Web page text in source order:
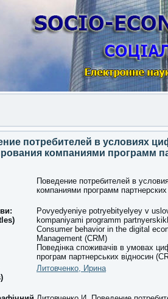
потребителей в условиях
компаниями программ
Поведение потребителей в
компаниями программ
Povyedyeniye potryebityelyey v
kompaniyami programm
Consumer behavior in the digital
Management (CRM)
Поведінка споживачів в умовах
програм партнерських відносин
Литовченко, Ирина